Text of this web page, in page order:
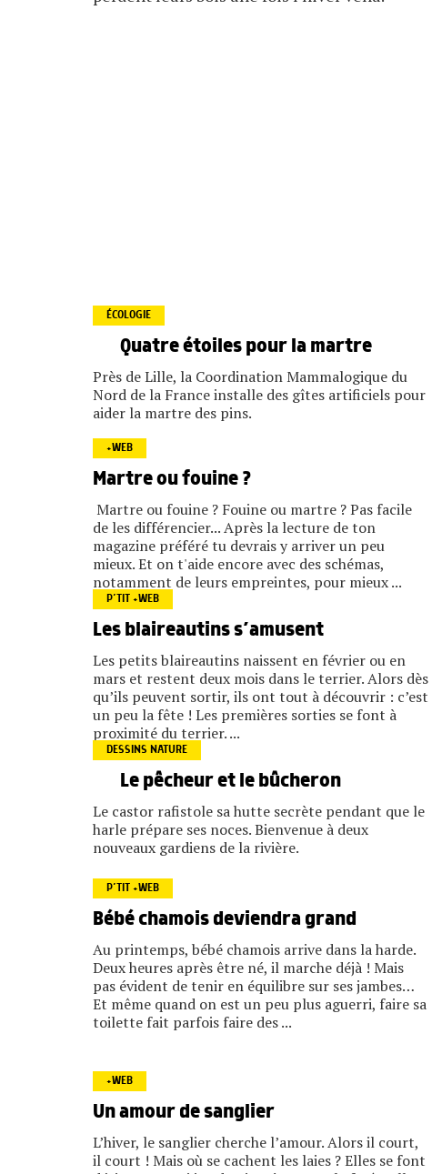
ÉCOLOGIE
Quatre étoiles pour la martre
Près de Lille, la Coordination Mammalogique du
Nord de la France installe des gîtes artificiels pour
aider la martre des pins.
+WEB
Martre ou fouine ?
Martre ou fouine ? Fouine ou martre ? Pas facile
de les différencier... Après la lecture de ton
magazine préféré tu devrais y arriver un peu
mieux. Et on t'aide encore avec des schémas,
notamment de leurs empreintes, pour mieux ...
P’TIT +WEB
Les blaireautins s’amusent
Les petits blaireautins naissent en février ou en
mars et restent deux mois dans le terrier. Alors dès
qu’ils peuvent sortir, ils ont tout à découvrir : c’est
un peu la fête ! Les premières sorties se font à
proximité du terrier. ...
DESSINS NATURE
Le pêcheur et le bûcheron
Le castor rafistole sa hutte secrète pendant que le
harle prépare ses noces. Bienvenue à deux
nouveaux gardiens de la rivière.
P’TIT +WEB
Bébé chamois deviendra grand
Au printemps, bébé chamois arrive dans la harde.
Deux heures après être né, il marche déjà ! Mais
pas évident de tenir en équilibre sur ses jambes…
Et même quand on est un peu plus aguerri, faire sa
toilette fait parfois faire des ...
+WEB
Un amour de sanglier
L’hiver, le sanglier cherche l’amour. Alors il court,
il court ! Mais où se cachent les laies ? Elles se font